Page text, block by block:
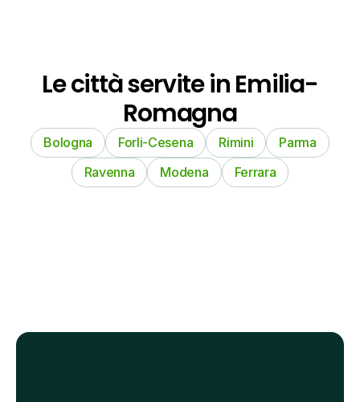
Le città servite in Emilia-
Romagna
Bologna Forli-Cesena Rimini
Parma
Ravenna
Modena Ferrara